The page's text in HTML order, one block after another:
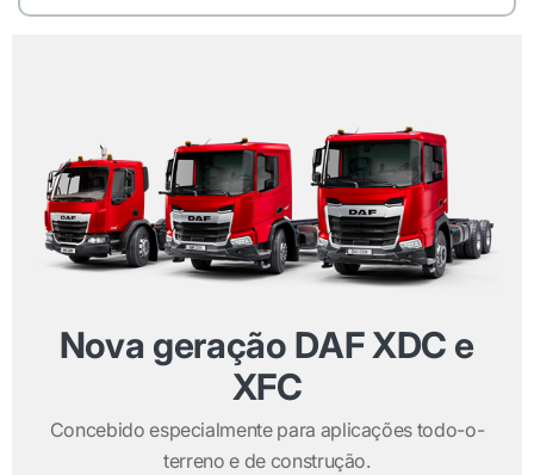
Nova geração DAF XDC e
XFC
Concebido especialmente para aplicações todo-o-
terreno e de construção.